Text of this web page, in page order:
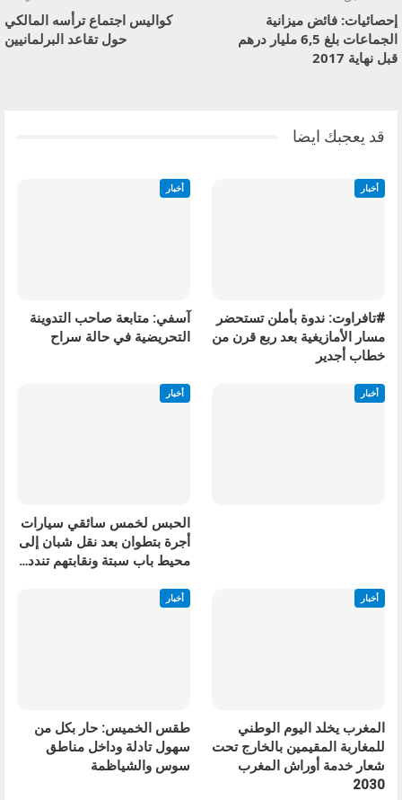
إحصائيات: فائض ميزانية
الجماعات بلغ 6,5 مليار درهم
قبل نهاية 2017
كواليس اجتماع ترأسه المالكي
حول تقاعد البرلمانيين
قد يعجبك ايضا
أخبار
#تافراوت: ندوة بأملن تستحضر
مسار الأمازيغية بعد ربع قرن من
خطاب أجدير
أخبار
آسفي: متابعة صاحب التدوينة
التحريضية في حالة سراح
أخبار أخبار
الحبس لخمس سائقي سيارات
أجرة بتطوان بعد نقل شبان إلى
محيط باب سبتة ونقابتهم تندد…
أخبار
المغرب يخلد اليوم الوطني
للمغاربة المقيمين بالخارج تحت
شعار خدمة أوراش المغرب
2030
أخبار
طقس الخميس: ﺣﺎﺭ بكل من
سهول تادلة وداخل مناطق
سوس والشياظمة